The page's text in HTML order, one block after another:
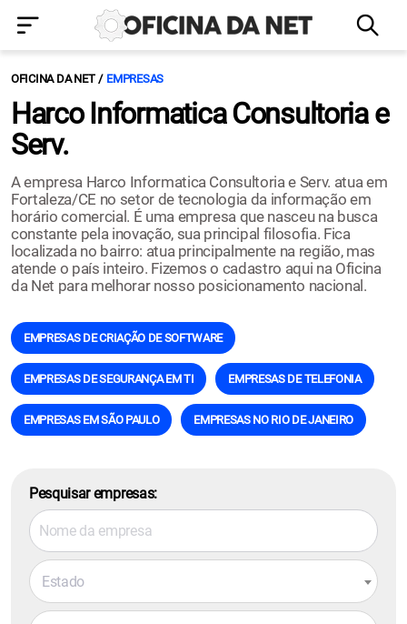
OFICINA DA NET EMPRESAS
Harco Informatica Consultoria e
Serv.
A empresa Harco Informatica Consultoria e Serv. atua em
Fortaleza/CE no setor de tecnologia da informação em
horário comercial. É uma empresa que nasceu na busca
constante pela inovação, sua principal filosofia. Fica
localizada no bairro: atua principalmente na região, mas
atende o país inteiro. Fizemos o cadastro aqui na Oficina
da Net para melhorar nosso posicionamento nacional.
EMPRESAS DE CRIAÇÃO DE SOFTWARE
EMPRESAS DE SEGURANÇA EM TI EMPRESAS DE TELEFONIA
EMPRESAS EM SÃO PAULO EMPRESAS NO RIO DE JANEIRO
Pesquisar empresas:
Estado